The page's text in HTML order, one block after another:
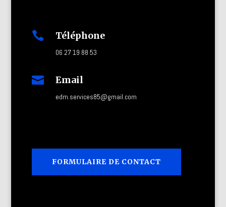
 Téléphone
06 27 19 88 53
 Email
edm.services85@gmail.com
FORMULAIRE DE CONTACT